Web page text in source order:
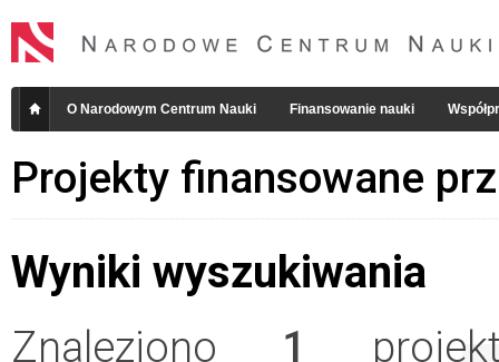
O Narodowym Centrum Nauki Finansowanie nauki
Projekty finansowane
Wyniki wyszukiwania
Znaleziono 1